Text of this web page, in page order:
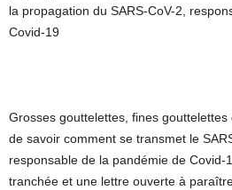
la propagation du SARS-CoV-2,
Covid-19
Grosses gouttelettes, fines
de savoir comment se transmet le
responsable de la pandémie de Covid-
tranchée et une lettre ouverte à